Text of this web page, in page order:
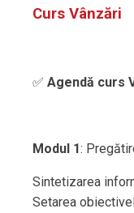
Curs Vânzări
✅ Agendă curs
Modul 1:
Sintetizarea
Setarea